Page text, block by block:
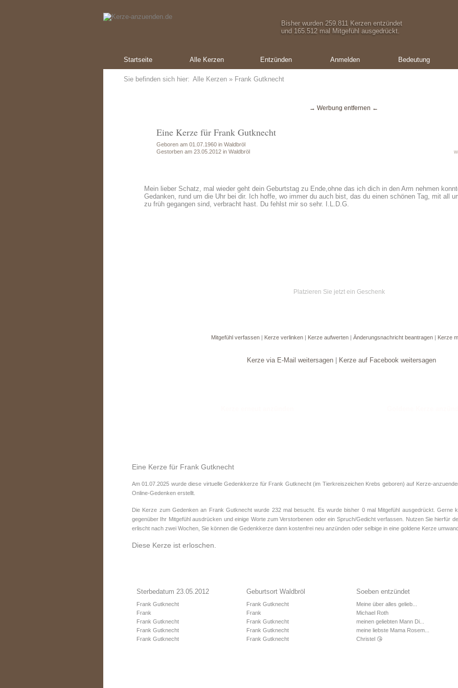
Bisher wurden 259.811 Kerzen entzündet
und 165.512 mal Mitgefühl ausgedrückt.
Startseite Alle Kerzen Entzünden Anmelden Bedeutung
Sie befinden sich hier: Alle Kerzen » Frank Gutknecht
→ Werbung entfernen ←
Eine Kerze für Frank Gutknecht
Geboren am 01.07.1960 in Waldbröl
Gestorben am 23.05.2012 in Waldbröl
Mein lieber Schatz, mal wieder geht dein Geburtstag zu Ende,ohne das ich dich in den Arm nehmen
Gedanken, rund um die Uhr bei dir. Ich hoffe, wo immer du auch bist, das du einen schönen Tag, mit all
zu früh gegangen sind, verbracht hast. Du fehlst mir so sehr. I.L.D.G.
Platzieren Sie jetzt ein Geschenk
Mitgefühl verfassen | Kerze verlinken | Kerze aufwerten | Änderungsnachricht beantragen | Kerze
Kerze via E-Mail weitersagen Kerze auf Facebook weitersagen
Eine Kerze für Frank Gutknecht
Am 01.07.2025 wurde diese virtuelle Gedenkkerze für Frank Gutknecht (im Tierkreiszeichen Krebs geboren) auf Kerze-
Online-Gedenken erstellt.
Die Kerze zum Gedenken an Frank Gutknecht wurde 232 mal besucht. Es wurde bisher 0 mal Mitgefühl ausgedrückt. Gerne
gegenüber Ihr Mitgefühl ausdrücken und einige Worte zum Verstorbenen oder ein Spruch/Gedicht verfassen. Nutzen Sie hierfür
erlischt nach zwei Wochen, Sie können die Gedenkkerze dann kostenfrei neu anzünden oder selbige in eine goldene Kerze
Diese Kerze ist erloschen.
Sterbedatum 23.05.2012
Frank Gutknecht
Frank
Frank Gutknecht
Frank Gutknecht
Frank Gutknecht
Geburtsort Waldbröl
Frank Gutknecht
Frank
Frank Gutknecht
Frank Gutknecht
Frank Gutknecht
Soeben entzündet
Meine über alles gelieb...
Michael Roth
meinen geliebten Mann Di...
meine liebste Mama Rosem...
Christel 😘